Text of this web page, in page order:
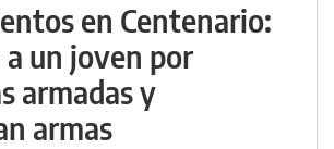
en Centenario:
un joven por
armadas y
armas